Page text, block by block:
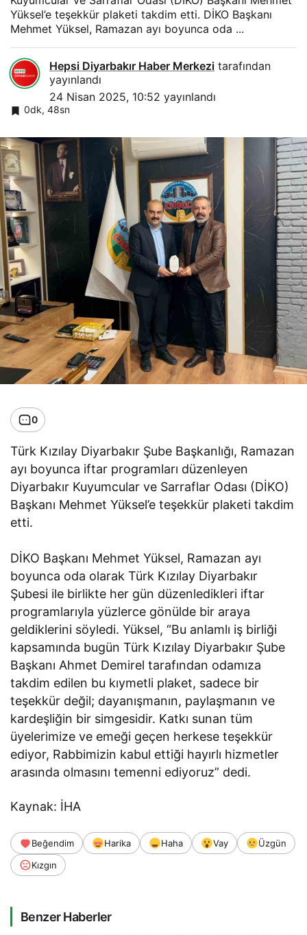
Yüksel’e teşekkür plaketi takdim etti. DİKO Başkanı
Mehmet Yüksel, Ramazan ayı boyunca oda ...
Hepsi Diyarbakır Haber Merkezi tarafından
yayınlandı
24 Nisan 2025, 10:52 yayınlandı
0dk, 48sn
0
Türk Kızılay Diyarbakır Şube Başkanlığı, Ramazan
ayı boyunca iftar programları düzenleyen
Diyarbakır Kuyumcular ve Sarraflar Odası (DİKO)
Başkanı Mehmet Yüksel’e teşekkür plaketi takdim
etti.
DİKO Başkanı Mehmet Yüksel, Ramazan ayı
boyunca oda olarak Türk Kızılay Diyarbakır
Şubesi ile birlikte her gün düzenledikleri iftar
programlarıyla yüzlerce gönülde bir araya
geldiklerini söyledi. Yüksel, “Bu anlamlı iş birliği
kapsamında bugün Türk Kızılay Diyarbakır Şube
Başkanı Ahmet Demirel tarafından odamıza
takdim edilen bu kıymetli plaket, sadece bir
teşekkür değil; dayanışmanın, paylaşmanın ve
kardeşliğin bir simgesidir. Katkı sunan tüm
üyelerimize ve emeği geçen herkese teşekkür
ediyor, Rabbimizin kabul ettiği hayırlı hizmetler
arasında olmasını temenni ediyoruz” dedi.
Kaynak: İHA
Beğendim Harika Haha Vay
Üzgün
Kızgın
Benzer Haberler